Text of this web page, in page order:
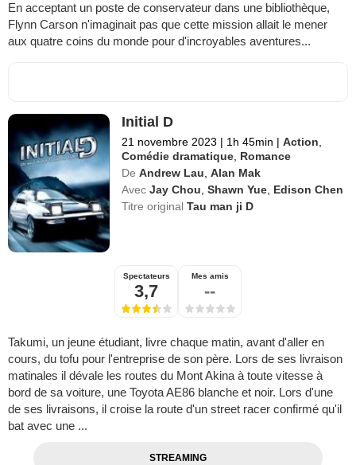
En acceptant un poste de conservateur dans une bibliothèque,
Flynn Carson n'imaginait pas que cette mission allait le mener
aux quatre coins du monde pour d'incroyables aventures...
Initial D
21 novembre 2023 | 1h 45min | Action
Comédie dramatique Romance
De Andrew Lau ,Alan Mak
Avec Jay Chou ,Shawn Yue Edison Chen
Titre originalTau man ji D
Spectateurs
3,7
Mes amis
--
Takumi, un jeune étudiant, livre chaque matin, avant d'aller en
cours, du tofu pour l'entreprise de son père. Lors de ses livraison
matinales il dévale les routes du Mont Akina à toute vitesse à
bord de sa voiture, une Toyota AE86 blanche et noir. Lors d'une
de ses livraisons, il croise la route d'un street racer confirmé qu'il
bat avec une ...
STREAMING